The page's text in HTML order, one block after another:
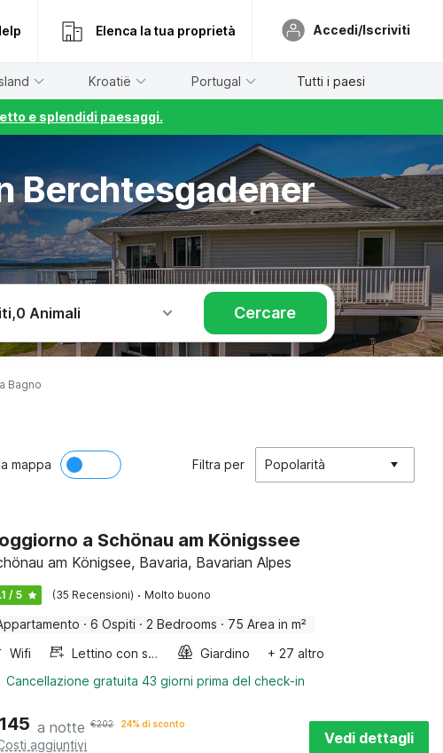
Elenca la tua proprietà Accedi/Iscriviti
Kroatië Portugal Tutti i paesi
e splendidi paesaggi.
Berchtesgadener
,0 Animali Cercare
Bagno
mappa Filtra per Popolarità
a Schönau am Königssee
am Königsee, Bavaria, Bavarian Alpes
/ 5 (35 Recensioni) · Molto buono
· 6 Ospiti · 2 Bedrooms · 75 Area in m²
Wifi
Lettino con sponde Giardino
+ 27 altro
Cancellazione gratuita 43 giorni prima del check-in
145 a notte €202 24% di sconto
aggiuntivi Vedi dettagli